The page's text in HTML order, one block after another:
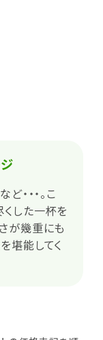
・・・。こ
した一杯を
が幾重にも
堪能してく